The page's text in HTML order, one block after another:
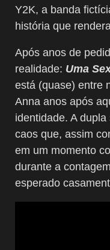
Y2K, a banda
história que
Após anos de
realidade: Uma
está (quase) entre
Anna anos após
identidade. A
caos que, assim
em um momento
durante a
esperado